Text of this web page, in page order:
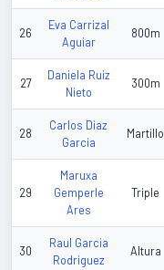
26
Eva Carrizal
Aguiar
800m
27
Daniela Ruiz
Nieto
300m
28
Carlos Diaz
Garcia
Martillo
29
Maruxa
Gemperle
Ares
Triple
30
Raul Garcia
Rodriguez
Altura